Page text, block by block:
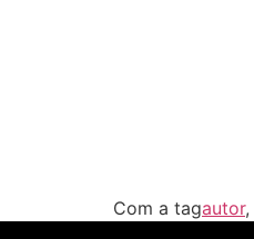
Com a tagautor,